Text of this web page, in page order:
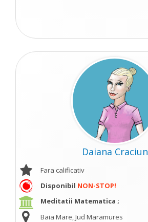
Daiana Craciun
Fara calificativ
Disponibil NON-STOP!
Meditatii Matematica ;
Baia Mare, Jud Maramures